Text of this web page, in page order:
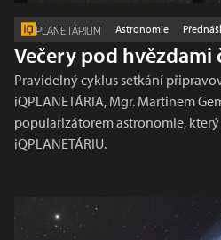
PLANETÁRIUM Astronomie
Večery pod hvězdami
Pravidelný cyklus setkání
iQPLANETÁRIA, Mgr. Martinem
popularizátorem astronomie,
iQPLANETÁRIU.